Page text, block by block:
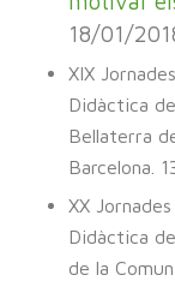
18/01/
XIX
Didàctica
Bellaterra
Barcelona.
XX
Didàctica
de la